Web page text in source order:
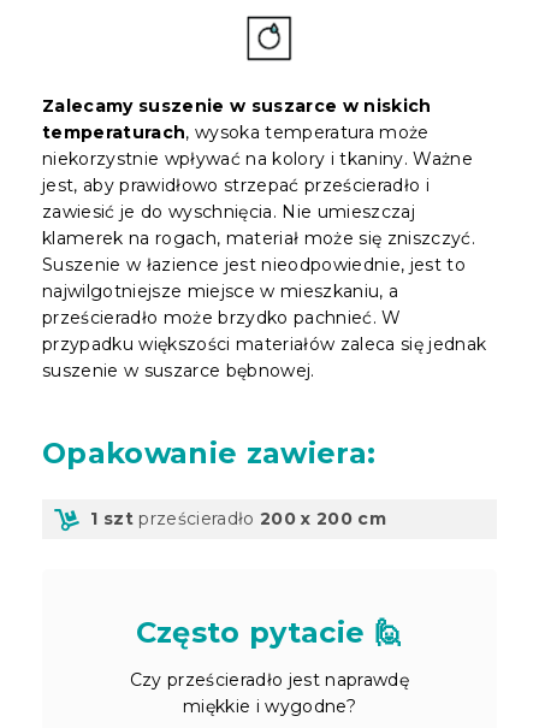
Zalecamy suszenie w suszarce w niskich
temperaturach, wysoka temperatura może
niekorzystnie wpływać na kolory i tkaniny. Ważne
jest, aby prawidłowo strzepać prześcieradło i
zawiesić je do wyschnięcia. Nie umieszczaj
klamerek na rogach, materiał może się zniszczyć.
Suszenie w łazience jest nieodpowiednie, jest to
najwilgotniejsze miejsce w mieszkaniu, a
prześcieradło może brzydko pachnieć. W
przypadku większości materiałów zaleca się jednak
suszenie w suszarce bębnowej.
Opakowanie zawiera:
1 szt prześcieradło200 x 200 cm
Często pytacie 🙋
Czy prześcieradło jest naprawdę
miękkie i wygodne?